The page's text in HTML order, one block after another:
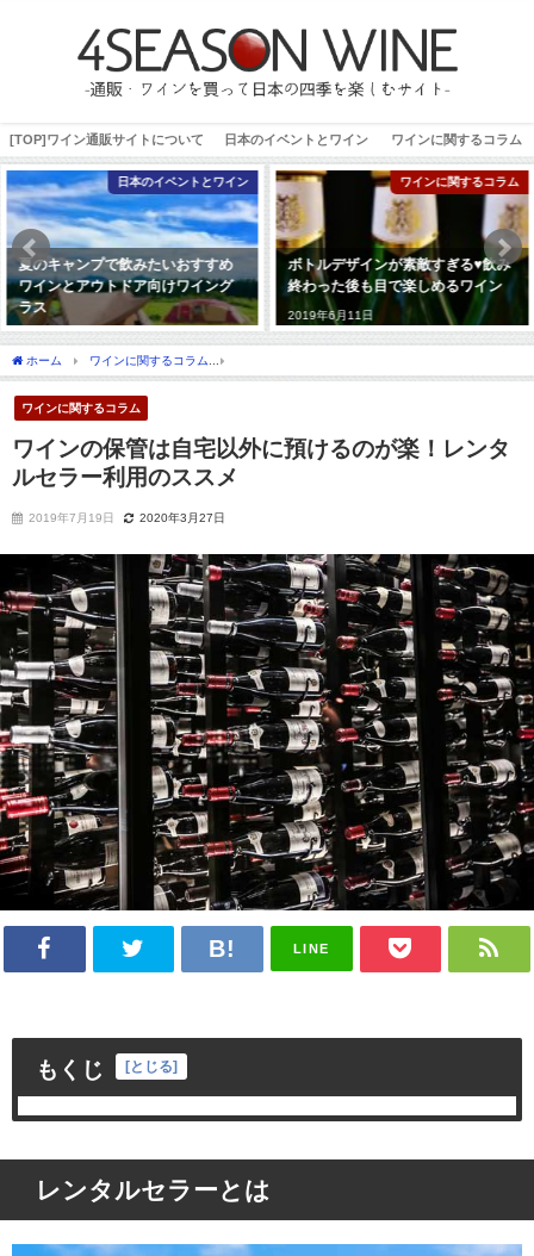
[TOP]ワイン通販サイトについて 日本のイベントとワイン ワインに関するコラム
とワイン
すめ
ング
ワインに関するコラム
ボトルデザインが素敵すぎる♥飲み
終わった後も目で楽しめるワイン
2019年6月11日
日本のイベ
ポカポカ陽気の春のお花
たいおすすめワイン【雨
宅で】
ホーム ワインに関するコラム
ワインに関するコラム
ワインの保管は自宅以外に預けるのが楽！レンタ
ルセラー利用のススメ
2019年7月19日 2020年3月27日
LINE
もくじ とじる
レンタルセラーとは